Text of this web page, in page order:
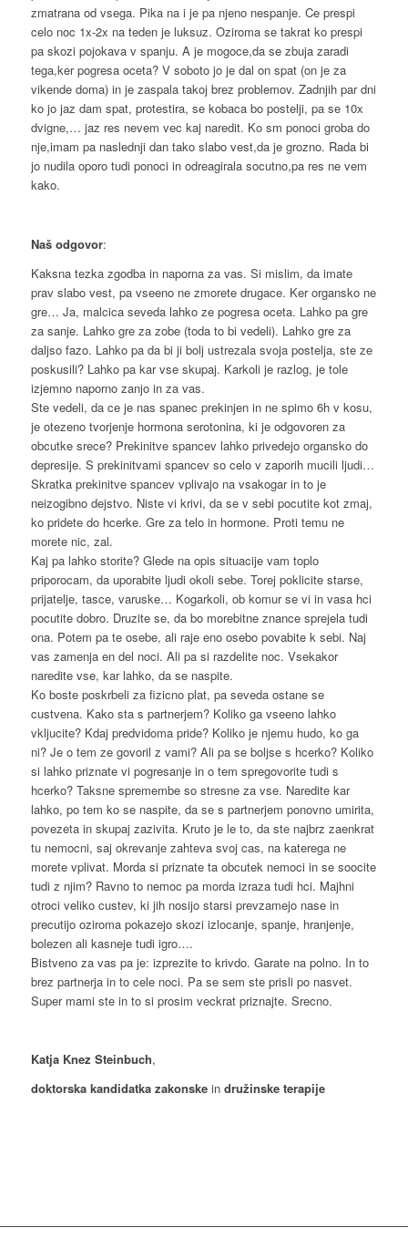
zmatrana od vsega. Pika na i je pa njeno nespanje. Ce prespi
celo noc 1x-2x na teden je luksuz. Oziroma se takrat ko prespi
pa skozi pojokava v spanju. A je mogoce,da se zbuja zaradi
tega,ker pogresa oceta? V soboto jo je dal on spat (on je za
vikende doma) in je zaspala takoj brez problemov. Zadnjih par dni
ko jo jaz dam spat, protestira, se kobaca bo postelji, pa se 10x
dvigne,… jaz res nevem vec kaj naredit. Ko sm ponoci groba do
nje,imam pa naslednji dan tako slabo vest,da je grozno. Rada bi
jo nudila oporo tudi ponoci in odreagirala socutno,pa res ne vem
kako.
Naš odgovor:
Kaksna tezka zgodba in naporna za vas. Si mislim, da imate
prav slabo vest, pa vseeno ne zmorete drugace. Ker organsko ne
gre… Ja, malcica seveda lahko ze pogresa oceta. Lahko pa gre
za sanje. Lahko gre za zobe (toda to bi vedeli). Lahko gre za
daljso fazo. Lahko pa da bi ji bolj ustrezala svoja postelja, ste ze
poskusili? Lahko pa kar vse skupaj. Karkoli je razlog, je tole
izjemno naporno zanjo in za vas.
Ste vedeli, da ce je nas spanec prekinjen in ne spimo 6h v kosu,
je otezeno tvorjenje hormona serotonina, ki je odgovoren za
obcutke srece? Prekinitve spancev lahko privedejo organsko do
depresije. S prekinitvami spancev so celo v zaporih mucili ljudi…
Skratka prekinitve spancev vplivajo na vsakogar in to je
neizogibno dejstvo. Niste vi krivi, da se v sebi pocutite kot zmaj,
ko pridete do hcerke. Gre za telo in hormone. Proti temu ne
morete nic, zal.
Kaj pa lahko storite? Glede na opis situacije vam toplo
priporocam, da uporabite ljudi okoli sebe. Torej poklicite starse,
prijatelje, tasce, varuske… Kogarkoli, ob komur se vi in vasa hci
pocutite dobro. Druzite se, da bo morebitne znance sprejela tudi
ona. Potem pa te osebe, ali raje eno osebo povabite k sebi. Naj
vas zamenja en del noci. Ali pa si razdelite noc. Vsekakor
naredite vse, kar lahko, da se naspite.
Ko boste poskrbeli za fizicno plat, pa seveda ostane se
custvena. Kako sta s partnerjem? Koliko ga vseeno lahko
vkljucite? Kdaj predvidoma pride? Koliko je njemu hudo, ko ga
ni? Je o tem ze govoril z vami? Ali pa se boljse s hcerko? Koliko
si lahko priznate vi pogresanje in o tem spregovorite tudi s
hcerko? Taksne spremembe so stresne za vse. Naredite kar
lahko, po tem ko se naspite, da se s partnerjem ponovno umirita,
povezeta in skupaj zazivita. Kruto je le to, da ste najbrz zaenkrat
tu nemocni, saj okrevanje zahteva svoj cas, na katerega ne
morete vplivat. Morda si priznate ta obcutek nemoci in se soocite
tudi z njim? Ravno to nemoc pa morda izraza tudi hci. Majhni
otroci veliko custev, ki jih nosijo starsi prevzamejo nase in
precutijo oziroma pokazejo skozi izlocanje, spanje, hranjenje,
bolezen ali kasneje tudi igro….
Bistveno za vas pa je: izprezite to krivdo. Garate na polno. In to
brez partnerja in to cele noci. Pa se sem ste prisli po nasvet.
Super mami ste in to si prosim veckrat priznajte. Srecno.
Katja Knez Steinbuch,
doktorska kandidatka zakonskein družinske terapije